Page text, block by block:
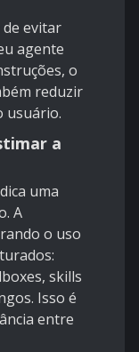
evitar
agente
o
reduzir
usuário.
a
uma
A
o uso
skills
Isso é
entre